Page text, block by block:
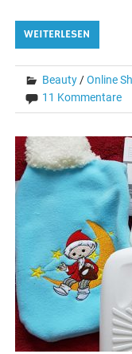
WEITERLESEN
Beauty /Online
11 Kommentare